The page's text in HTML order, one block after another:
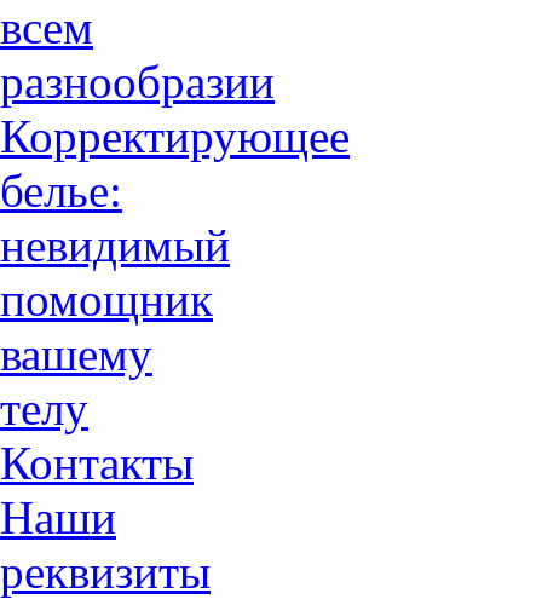
всем
разнообразии
Корректирующее
белье:
невидимый
помощник
вашему
телу
Контакты
Наши
реквизиты